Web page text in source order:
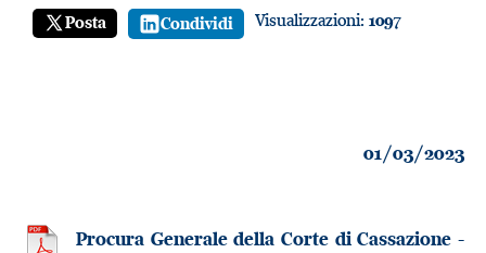
Posta Condividi Visualizzazioni: 1097
01/03/2023
Procura Generale della Corte di Cassazione -